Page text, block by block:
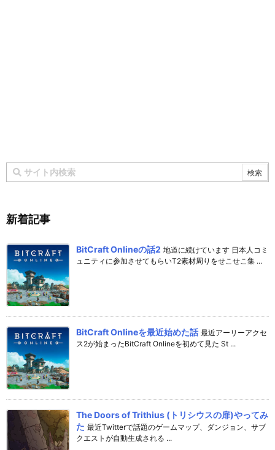
新着記事
BitCraft Onlineの話2 地道に続けています 日本人コミ
ュニティに参加させてもらいT2素材周りをせこせこ集 ...
BitCraft Onlineを最近始めた話 最近アーリーアクセ
ス2が始まったBitCraft Onlineを初めて見た St ...
The Doors of Trithius (トリシウスの扉)やってみ
た 最近Twitterで話題のゲームマップ、ダンジョン、サブ
クエストが自動生成される ...